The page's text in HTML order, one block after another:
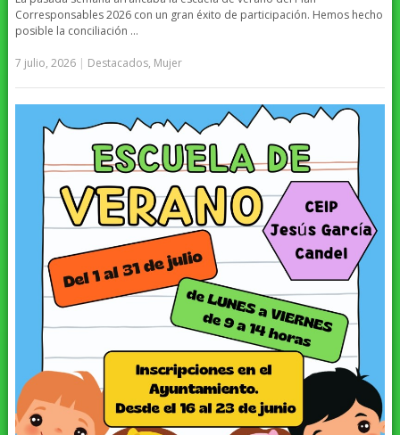
Corresponsables 2026 con un gran éxito de participación. Hemos hecho
posible la conciliación …
7 julio, 2026| Destacados, Mujer